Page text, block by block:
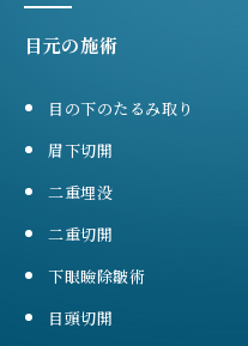
目元の施術
目の下のたるみ取り
眉下切開
二重埋没
二重切開
下眼瞼除皺術
目頭切開